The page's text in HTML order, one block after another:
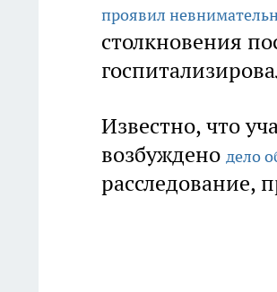
проявил
столкновения
Известно, что
возбуждено дело
расследование,